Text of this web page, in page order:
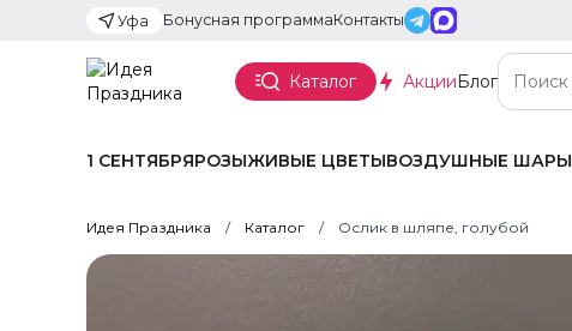
Уфа Бонусная программаКонтакты
Каталог АкцииБлог
1 СЕНТЯБРЯРОЗЫЖИВЫЕ ЦВЕТЫВОЗДУШНЫЕ ШАРЫ
Идея Праздника Каталог Ослик в шляпе, голубой